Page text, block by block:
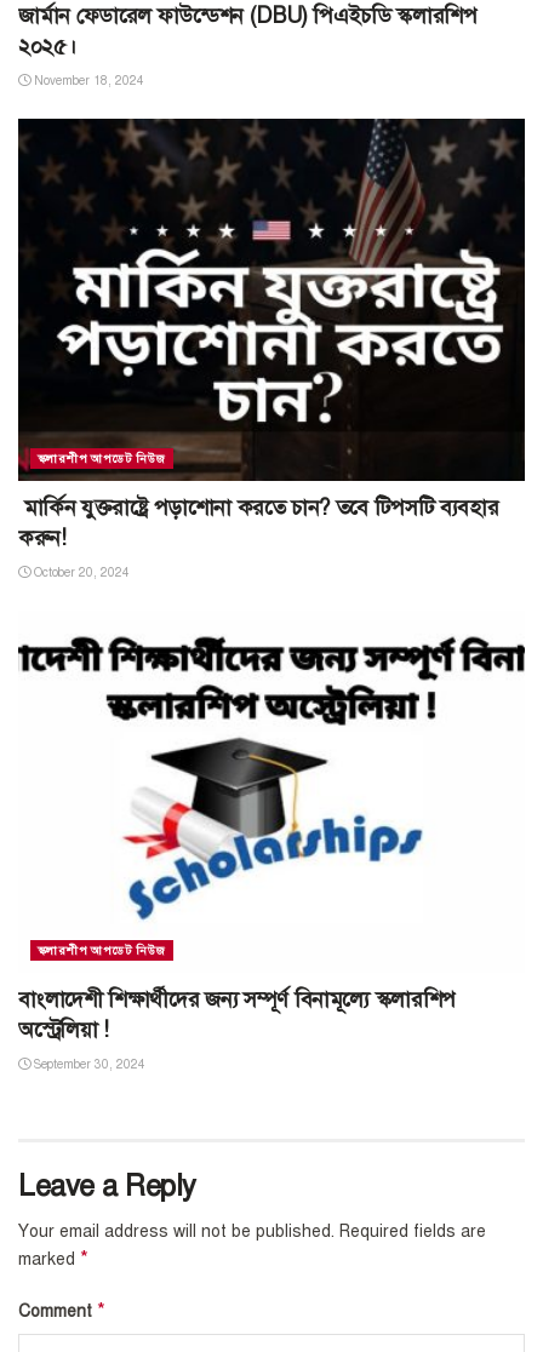
জার্মান ফেডারেল ফাউন্ডেশন (DBU) পিএইচডি স্কলারশিপ
২০২৫।
November 18, 2024
স্কলারশীপ আপডেট নিউজ
মার্কিন যুক্তরাষ্ট্রে পড়াশোনা করতে চান? তবে টিপসটি ব্যবহার
করুন!
October 20, 2024
স্কলারশীপ আপডেট নিউজ
বাংলাদেশী শিক্ষার্থীদের জন্য সম্পূর্ণ বিনামূল্যে স্কলারশিপ
অস্ট্রেলিয়া !
September 30, 2024
Leave a Reply
Your email address will not be published. Required fields are
marked *
Comment *